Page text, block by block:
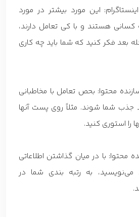
این مورد بیشتر در مورد
هستند و با کی تعامل دارند،
بعد فکر کنید که شما باید چه کاری
محتوا: بحص تعامل با مخاطبانی
شما شوند. مثلاً روی پست آنها
را استوری کنید.
محتوا: با در میان گذاشتن اطلاعاتی
به رتبه بندی شما در